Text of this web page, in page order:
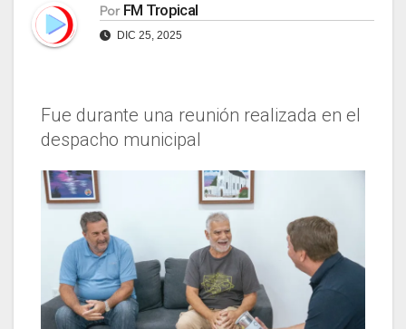
Por FM Tropical
DIC 25, 2025
Fue durante una reunión realizada en el
despacho municipal